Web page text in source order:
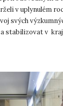
v uplynulém
svých
stabilizovat v